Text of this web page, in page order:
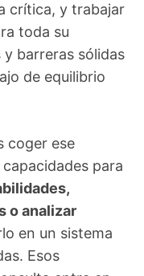
crítica, y trabajar
toda su
barreras sólidas
de equilibrio
coger ese
para
o analizar
en un sistema
Esos